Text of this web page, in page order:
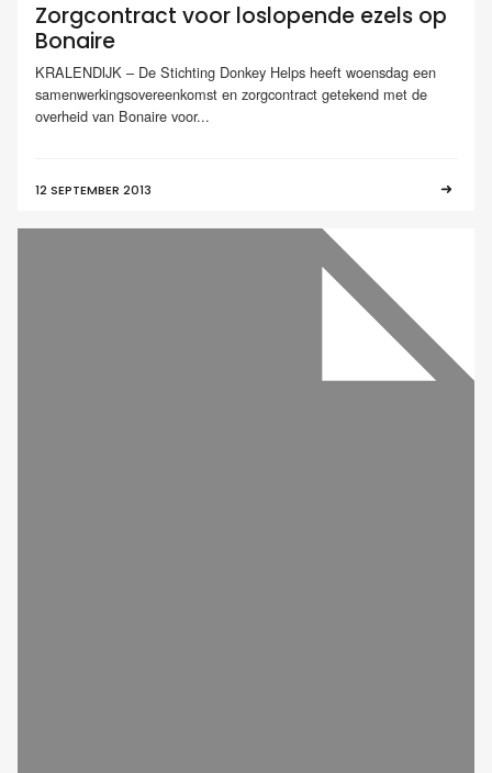
Zorgcontract voor loslopende ezels op
Bonaire
KRALENDIJK – De Stichting Donkey Helps heeft woensdag een
samenwerkingsovereenkomst en zorgcontract getekend met de
overheid van Bonaire voor...
12 SEPTEMBER 2013